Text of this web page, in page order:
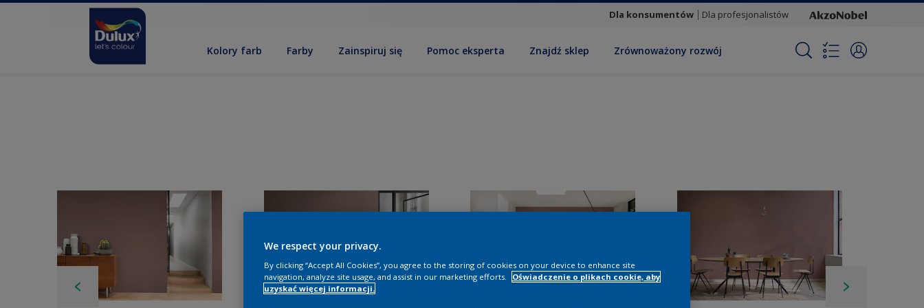
Dla konsumentów Dla profesjonalistów
Kolory farb Farby Zainspiruj się Pomoc eksperta Znajdź sklep Zrównoważony rozwój
We respect your privacy.
By clicking “Accept All Cookies”, you agree to the storing of cookies on your device to enhance site
navigation, analyze site usage, and assist in our marketing efforts.
Oświadczenie o plikach cookie, aby
uzyskać więcej informacji.